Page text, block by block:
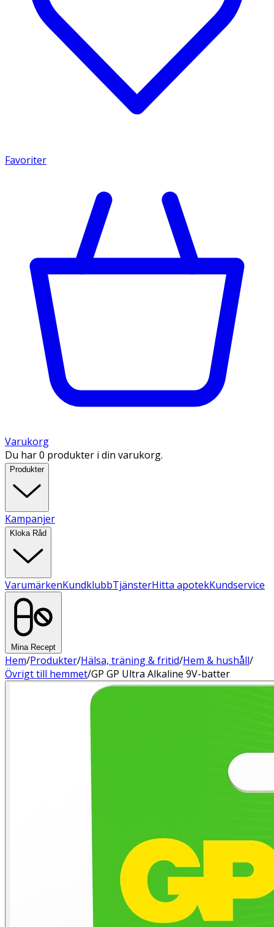
Favoriter
Varukorg
Du har 0 produkter i din varukorg.
Produkter
Kampanjer
Kloka Råd
VarumärkenKundklubbTjänsterHitta apotekKundservice
Mina Recept
Hem/Produkter/Hälsa, träning & fritid/Hem & hushåll/
Övrigt till hemmet/GP GP Ultra Alkaline 9V-batter